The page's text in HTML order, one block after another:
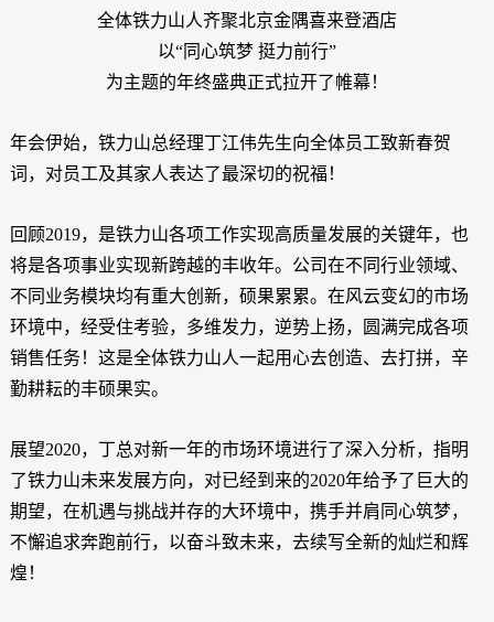
全体铁力山人齐聚北京金隅喜来登酒店
以“同心筑梦 挺力前行”
为主题的年终盛典正式拉开了帷幕！
年会伊始，铁力山总经理丁江伟先生向全体员工致新春贺
词，对员工及其家人表达了最深切的祝福！
回顾2019，是铁力山各项工作实现高质量发展的关键年，也
将是各项事业实现新跨越的丰收年。公司在不同行业领域、
不同业务模块均有重大创新，硕果累累。在风云变幻的市场
环境中，经受住考验，多维发力，逆势上扬，圆满完成各项
销售任务！这是全体铁力山人一起用心去创造、去打拼，辛
勤耕耘的丰硕果实。
展望2020，丁总对新一年的市场环境进行了深入分析，指明
了铁力山未来发展方向，对已经到来的2020年给予了巨大的
期望，在机遇与挑战并存的大环境中，携手并肩同心筑梦，
不懈追求奔跑前行，以奋斗致未来，去续写全新的灿烂和辉
煌！